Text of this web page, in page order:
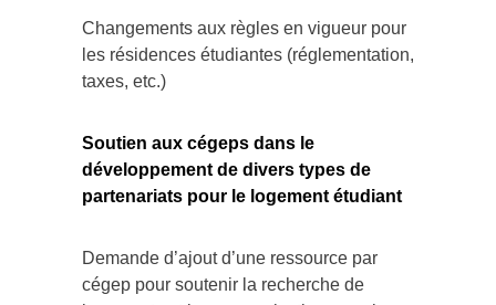
Changements aux règles en vigueur pour
les résidences étudiantes (réglementation,
taxes, etc.)
Soutien aux cégeps dans le
développement de divers types de
partenariats pour le logement étudiant
Demande d’ajout d’une ressource par
cégep pour soutenir la recherche de